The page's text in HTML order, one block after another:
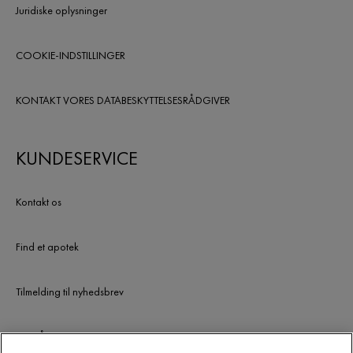
Juridiske oplysninger
COOKIE-INDSTILLINGER
KONTAKT VORES DATABESKYTTELSESRÅDGIVER
KUNDESERVICE
Kontakt os
Find et apotek
Tilmelding til nyhedsbrev
UDGÅEDE PRODUKTER